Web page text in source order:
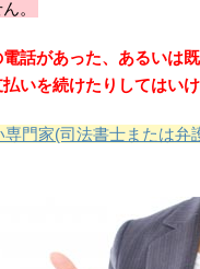
。
話があった、あるいは
いを続けたりしてはい
専門家(司法書士または弁